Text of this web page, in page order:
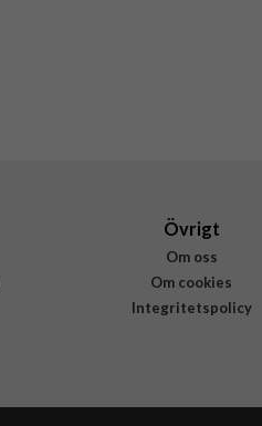
Övrigt
Om oss
Om cookies
Integritetspolicy